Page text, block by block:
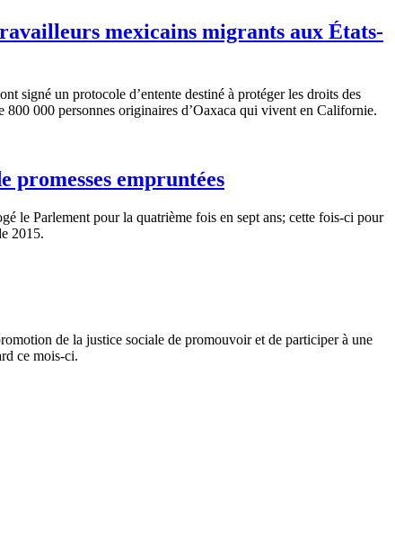
mexicains migrants aux États-
ont signé un protocole d’entente destiné à protégerles droits des
800 000 personnes originaires d’Oaxaca qui vivent en Californie.
promesses empruntées
le Parlement pour la quatrième fois en sept ans; cette fois-ci pour
2015.
de la justice sociale de promouvoiret de participer à une
ce mois-ci.